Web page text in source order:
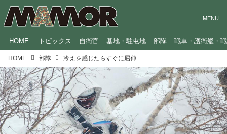
HOME トピックス 自衛官 基地・駐屯地 部隊 戦車・護衛艦・
HOME 部隊